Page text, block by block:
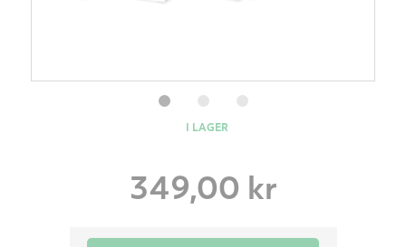
I LAGER
349,00 kr